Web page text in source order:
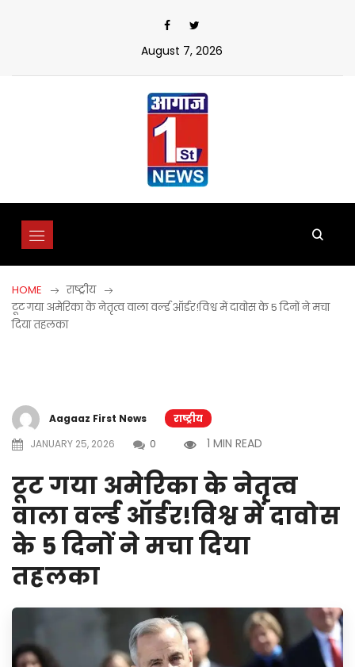
August 7, 2026
HOME
राष्ट्रीय
टूट गया अमेरिका के नेतृत्व वाला वर्ल्ड ऑर्डर!विश्व में दावोस के 5 दिनों ने मचा
दिया तहलका
Aagaaz First News
राष्ट्रीय
JANUARY 25, 2026
0 1 MIN READ
टूट गया अमेरिका के नेतृत्व
वाला वर्ल्ड ऑर्डर!विश्व में दावोस
के 5 दिनों ने मचा दिया
तहलका